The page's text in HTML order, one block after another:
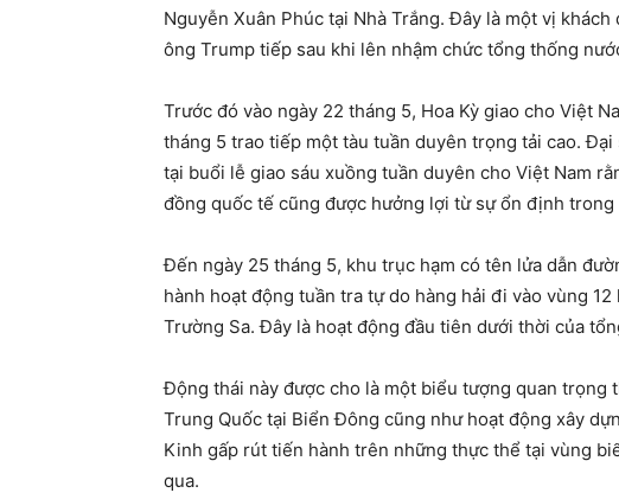
Nguyễn Xuân Phúc tại Nhà Trắng. Đây là một vị
ông Trump tiếp sau khi lên nhậm chức tổng thống
Trước đó vào ngày 22 tháng 5, Hoa Kỳ giao cho Việt
tháng 5 trao tiếp một tàu tuần duyên trọng tải cao.
tại buổi lễ giao sáu xuồng tuần duyên cho Việt Nam
đồng quốc tế cũng được hưởng lợi từ sự ổn định trong
Đến ngày 25 tháng 5, khu trục hạm có tên lửa dẫn
hành hoạt động tuần tra tự do hàng hải đi vào vùng
Trường Sa. Đây là hoạt động đầu tiên dưới thời của
Động thái này được cho là một biểu tượng quan trọng
Trung Quốc tại Biển Đông cũng như hoạt động xây
Kinh gấp rút tiến hành trên những thực thể tại vùng
qua.